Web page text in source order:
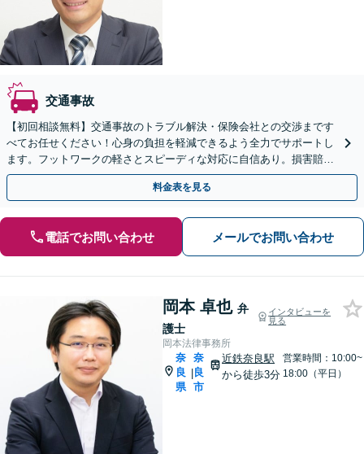
交通事故
【初回相談無料】交通事故のトラブル解決・保険会社との交渉まです
べてお任せください！心身の負担を軽減できるよう全力でサポートし
ます。フットワークの軽さとスピーディな対応に自信あり。損害賠償
請求／示談交渉【休日・夜間対応可】【大和西大寺駅1分】
料金表を見る
電話でお問い合わせ メールでお問い合わせ
岡本 卓也 弁
護士
インタビューを
見る
岡本法律事務所
奈
良
県
|
奈
良
市
近鉄奈良駅
から徒歩3分
営業時間：10:00~
18:00（平日）